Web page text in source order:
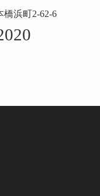
橋浜町2-62-6